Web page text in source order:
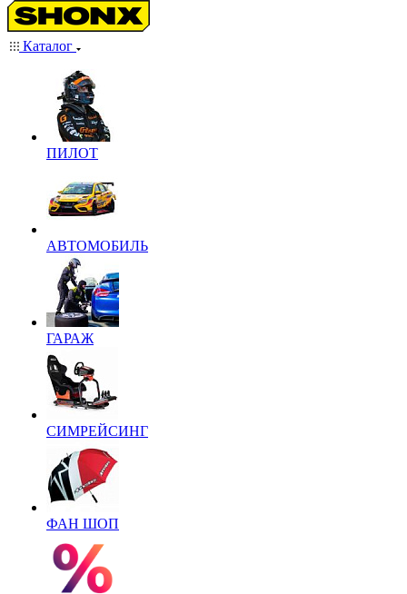
Каталог
ПИЛОТ
АВТОМОБИЛЬ
ГАРАЖ
СИМРЕЙСИНГ
ФАН ШОП